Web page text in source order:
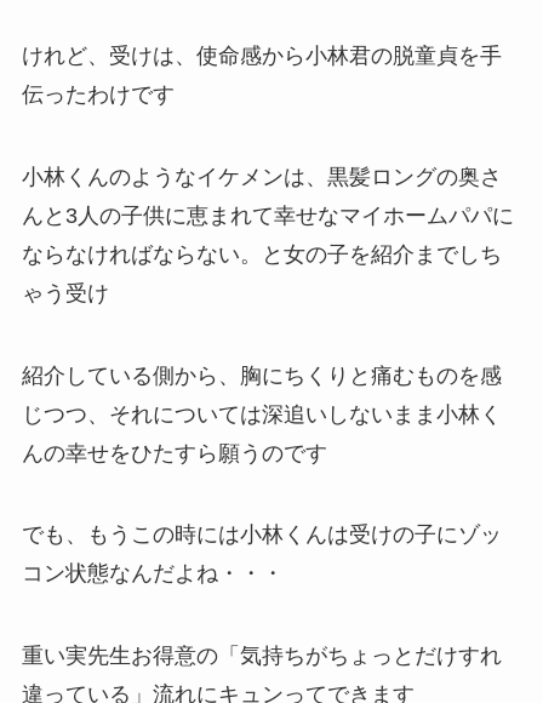
けれど、受けは、使命感から小林君の脱童貞を手
伝ったわけです
小林くんのようなイケメンは、黒髪ロングの奥さ
んと3人の子供に恵まれて幸せなマイホームパパに
ならなければならない。と女の子を紹介までしち
ゃう受け
紹介している側から、胸にちくりと痛むものを感
じつつ、それについては深追いしないまま小林く
んの幸せをひたすら願うのです
でも、もうこの時には小林くんは受けの子にゾッ
コン状態なんだよね・・・
重い実先生お得意の「気持ちがちょっとだけすれ
違っている」流れにキュンってできます